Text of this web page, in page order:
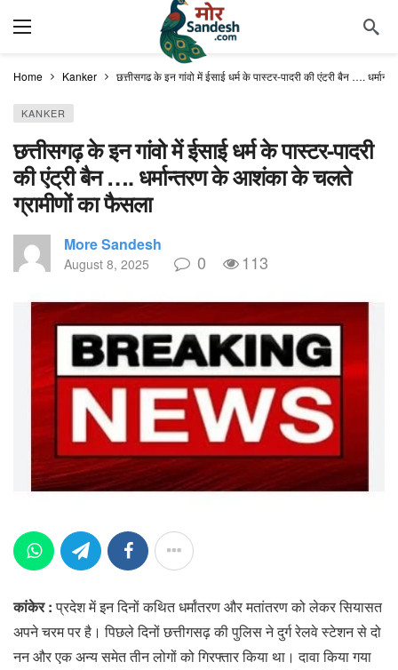
Home Kanker छत्तीसगढ़ के इन गांवो में ईसाई धर्म के पास्टर-पादरी की एंट्री बैन ….
KANKER
छत्तीसगढ़ के इन गांवो में ईसाई धर्म के पास्टर-पादरी
की एंट्री बैन …. धर्मान्तरण के आशंका के चलते
ग्रामीणों का फैसला
More Sandesh
August 8, 2025 0 113
कांकेर :प्रदेश में इन दिनों कथित धर्मांतरण और मतांतरण को लेकर सियासत
अपने चरम पर है। पिछले दिनों छत्तीगसढ़ की पुलिस ने दुर्ग रेलवे स्टेशन से दो
नन और एक अन्य समेत तीन लोगों को गिरफ्तार किया था। दावा किया गया